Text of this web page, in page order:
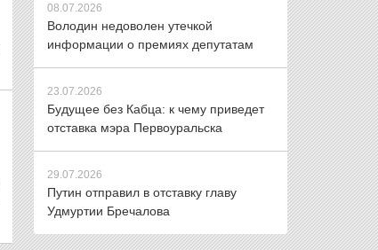
08.07.2026
Володин недоволен утечкой
информации о премиях депутатам
23.07.2026
Будущее без Кабца: к чему приведет
отставка мэра Первоуральска
29.07.2026
Путин отправил в отставку главу
Удмуртии Бречалова